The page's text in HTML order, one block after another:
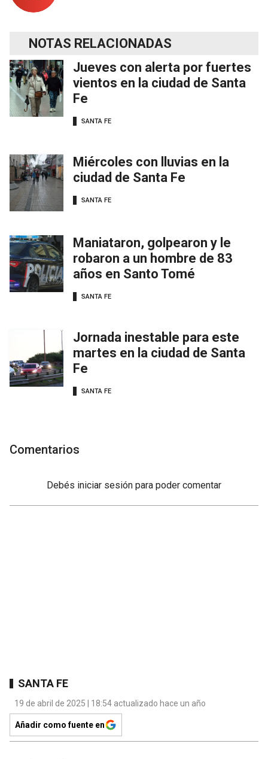
NOTAS RELACIONADAS
Jueves con alerta por fuertes
vientos en la ciudad de Santa
Fe
SANTA FE
Miércoles con lluvias en la
ciudad de Santa Fe
SANTA FE
Maniataron, golpearon y le
robaron a un hombre de 83
años en Santo Tomé
SANTA FE
Jornada inestable para este
martes en la ciudad de Santa
Fe
SANTA FE
Comentarios
Debés iniciar sesión para poder comentar
SANTA FE
19 de abril de 2025 | 18:54 actualizado hace un año
Añadir como fuente en